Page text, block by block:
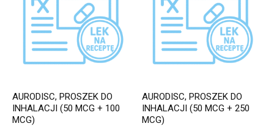
AURODISC, PROSZEK DO
INHALACJI (50 MCG + 100
MCG)
AURODISC, PROSZEK DO
INHALACJI (50 MCG + 250
MCG)